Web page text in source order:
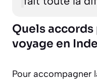
Quels
voyage en
Pour accompagner